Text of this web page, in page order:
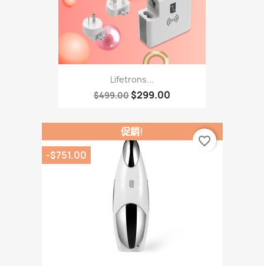
Lifetrons...
$499.00 $299.00
促銷!
-$751.00
favorite_border